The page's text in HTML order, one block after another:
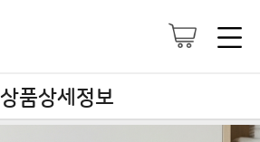
상품상세정보